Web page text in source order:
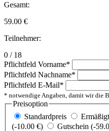
Gesamt:
59.00 €
Teilnehmer:
0 / 18
Pflichtfeld Vorname*
Pflichtfeld Nachname*
Pflichtfeld E-Mail*
* notwendige Angaben, damit wir die
Preisoption
Standardpreis
(-10.00 €)
Gutschein (-